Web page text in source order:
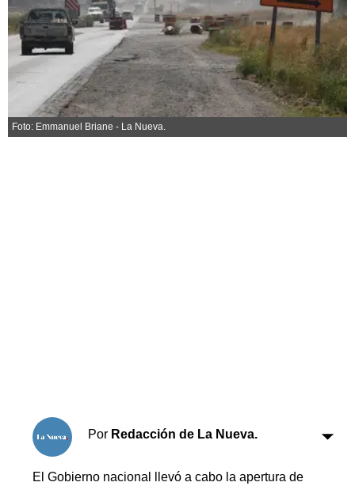
Sociedad y tiempo
libre
Sociedad
Tecnología
Turismo
Salud
Es viral
El tiempo
Fúnebres
Foto: Emmanuel Briane - La Nueva.
Por Redacción de La Nueva.
El Gobierno nacional llevó a cabo la apertura de